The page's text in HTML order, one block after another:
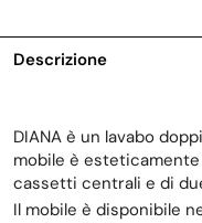
Descrizione
DIANA è un lavabo
mobile è
cassetti centrali e di
Il mobile è disponibile